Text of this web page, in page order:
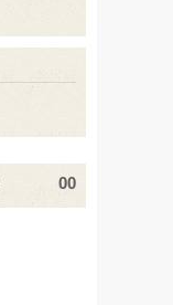
00